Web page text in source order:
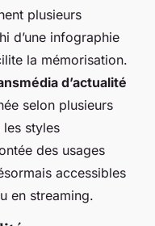
plusieurs
d’une infographie
la mémorisation.
d’actualité
selon plusieurs
les styles
des usages
accessibles
en streaming.